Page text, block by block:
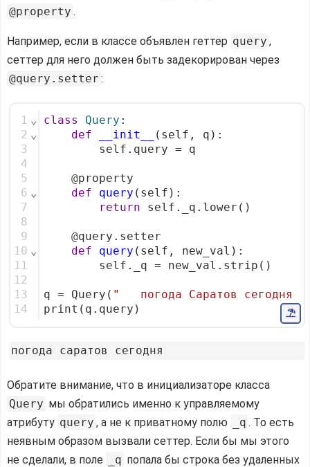
@property .
Например, если в классе объявлен геттер query ,
сеттер для него должен быть задекорирован через
@query.setter :
1
2
3
4
5
6
7
8
9
10
11
12
13
14
⌄
⌄
⌄
⌄
class Query :
def
__init__
(self, q):
        self.query = q
@property
def
query (self):
return self._q.lower()
@query.setter
def
query (self, new_val):
        self._q = new_val.strip()
q = Query( "   погода Саратов сегодня
print(q.query)
Обратите внимание, что в инициализаторе класса
Query мы обратились именно к управляемому
атрибуту query , а не к приватному полю _q . То есть
неявным образом вызвали сеттер. Если бы мы этого
не сделали, в поле
_q попала бы строка без удаленных